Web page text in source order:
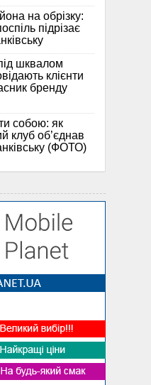
на обрізку:
підрізає
шквалом
клієнти
бренду
собою: як
клуб об’єднав
(ФОТО)